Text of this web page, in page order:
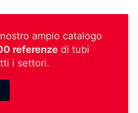
ampio catalogo
referenze di tubi
i settori.